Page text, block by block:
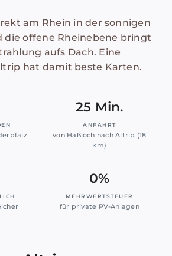
am Rhein in der sonnigen
die offene Rheinebene bringt
aufs Dach. Eine
hat damit beste Karten.
25 Min.
ANFAHRT
von Haßloch nach Altrip (18
km)
0%
MEHRWERTSTEUER
für private PV-Anlagen